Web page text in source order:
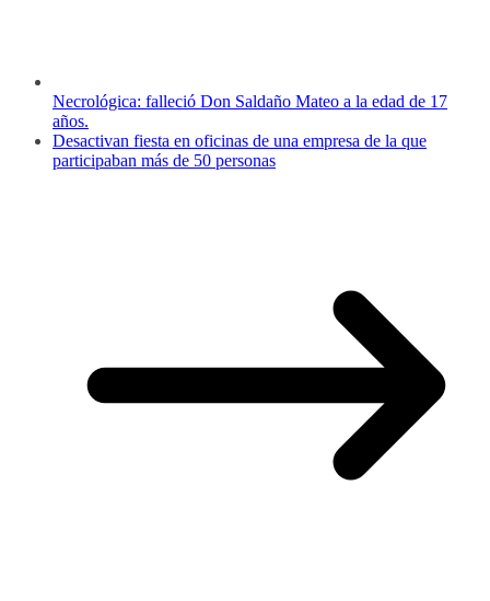
Necrológica: falleció Don Saldaño Mateo a la edad de 17
años.
Desactivan fiesta en oficinas de una empresa de la que
participaban más de 50 personas